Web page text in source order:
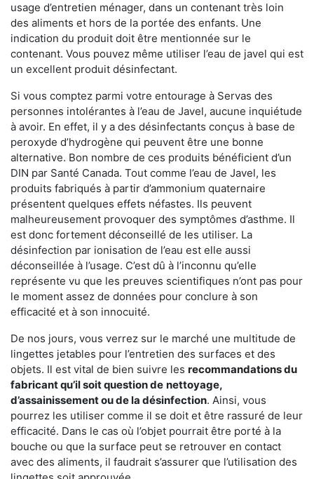
usage d’entretien ménager, dans un contenant très loin
des aliments et hors de la portée des enfants. Une
indication du produit doit être mentionnée sur le
contenant. Vous pouvez même utiliser l’eau de javel qui est
un excellent produit désinfectant.
Si vous comptez parmi votre entourage à Servas des
personnes intolérantes à l’eau de Javel, aucune inquiétude
à avoir. En effet, il y a des désinfectants conçus à base de
peroxyde d’hydrogène qui peuvent être une bonne
alternative. Bon nombre de ces produits bénéficient d’un
DIN par Santé Canada. Tout comme l’eau de Javel, les
produits fabriqués à partir d’ammonium quaternaire
présentent quelques effets néfastes. Ils peuvent
malheureusement provoquer des symptômes d’asthme. Il
est donc fortement déconseillé de les utiliser. La
désinfection par ionisation de l’eau est elle aussi
déconseillée à l’usage. C’est dû à l’inconnu qu’elle
représente vu que les preuves scientifiques n’ont pas pour
le moment assez de données pour conclure à son
efficacité et à son innocuité.
De nos jours, vous verrez sur le marché une multitude de
lingettes jetables pour l’entretien des surfaces et des
objets. Il est vital de bien suivre les recommandations du
fabricant qu’il soit question de nettoyage,
d’assainissement ou de la désinfection. Ainsi, vous
pourrez les utiliser comme il se doit et être rassuré de leur
efficacité. Dans le cas où l’objet pourrait être porté à la
bouche ou que la surface peut se retrouver en contact
avec des aliments, il faudrait s’assurer que l’utilisation des